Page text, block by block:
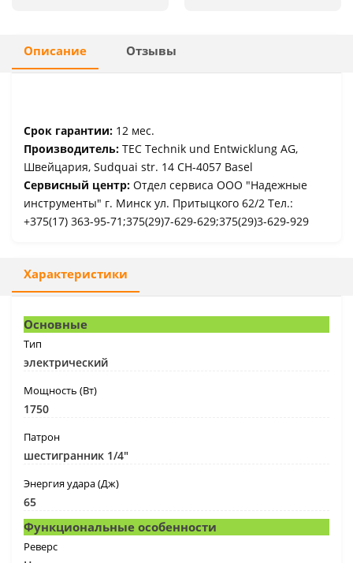
Описание Отзывы
Срок гарантии: 12 мес.
Производитель: TEC Technik und Entwicklung AG,
Швейцария, Sudquai str. 14 CH-4057 Basel
Сервисный центр: Отдел сервиса ООО "Надежные
инструменты" г. Минск ул. Притыцкого 62/2 Тел.:
+375(17) 363-95-71;375(29)7-629-629;375(29)3-629-929
Характеристики
Основные
Тип
электрический
Мощность (Вт)
1750
Патрон
шестигранник 1/4"
Энергия удара (Дж)
65
Функциональные особенности
Реверс